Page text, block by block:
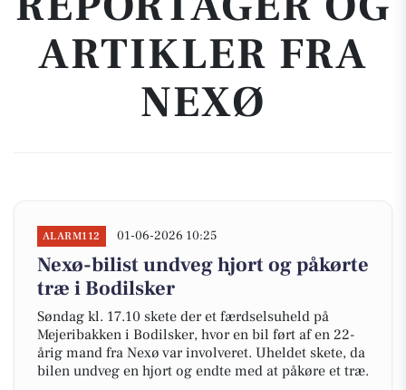
ARTIKLER FRA
NEXØ
ALARM112 01-06-2026 10:25
Nexø-bilist undveg hjort og påkørte
træ i Bodilsker
Søndag kl. 17.10 skete der et færdselsuheld på
Mejeribakken i Bodilsker, hvor en bil ført af en 22-
årig mand fra Nexø var involveret. Uheldet skete, da
bilen undveg en hjort og endte med at påkøre et træ.